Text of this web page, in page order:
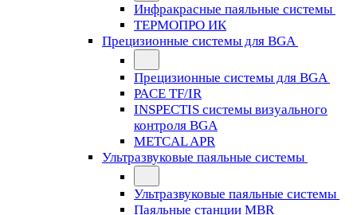
Инфракрасные паяльные системы
ТЕРМОПРО ИК
Прецизионные системы для BGA
Прецизионные системы для BGA
PACE TF/IR
INSPECTIS системы визуального
контроля BGA
METCAL APR
Ультразвуковые паяльные системы
Ультразвуковые паяльные системы
Паяльные станции MBR